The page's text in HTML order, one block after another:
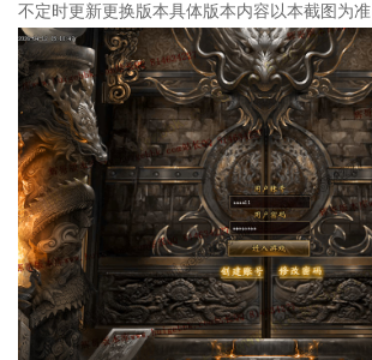
不定时更新更换版本具体版本内容以本截图为准